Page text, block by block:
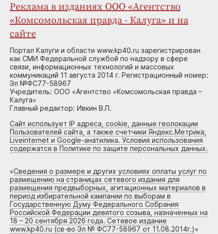
Реклама в изданиях ООО «Агентство
«Комсомольская правда - Калуга» и на
сайте
Портал Калуги и области www.kp40.ru зарегистрирован
как СМИ Федеральной службой по надзору в сфере
связи, информационных технологий и массовых
коммуникаций 11 августа 2014 г. Регистрационный номер:
Эл №ФС77-58967
Учредитель: ООО «Агентство «Комсомольская правда –
Калуга»
Главный редактор: Ивкин В.П.
Сайт использует IP адреса, cookie, данные геолокации
Пользователей сайта, а также счетчики Яндекс.Метрика,
Liveinternet и Google-анатилика. Условия использования
содержатся в Политике по защите персональных данных.
«Сведения о размере и других условиях оплаты услуг по
размещению на страницах сетевого издания для
размещения предвыборных, агитационных материалов в
период избирательной кампании по выборам в
Государственную Думу Федерального Собрания
Российской Федерации девятого созыва, назначенных на
18 – 20 сентября 2026 года. Сетевое издание
www.kp40.ru (св-во Эл № ФС77-58967 от 11.08.2014г.)»